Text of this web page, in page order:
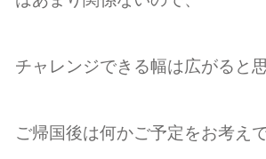
チャレンジできる幅は広がると
ご帰国後は何かご予定をお考え